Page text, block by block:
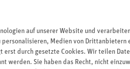
auf unserer Website und
personalisieren, Medien von Drittanbietern
durch gesetzte Cookies. Wir teilen
werden. Sie haben das Recht, nicht